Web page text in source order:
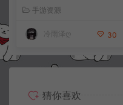
手工服务端+CDK授权后台
+全资源安卓+详细搭建教程
+视频教程
手游资源
冷雨泽ღ 30
猜你喜欢